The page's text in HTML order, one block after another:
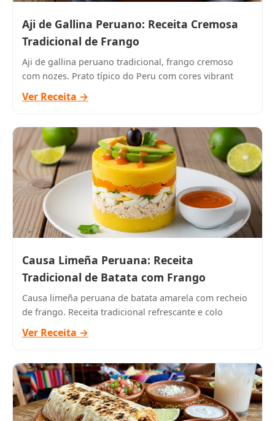
Aji de Gallina Peruano: Receita Cremosa
Tradicional de Frango
Aji de gallina peruano tradicional, frango cremoso
com nozes. Prato típico do Peru com cores vibrant
Ver Receita →
Causa Limeña Peruana: Receita
Tradicional de Batata com Frango
Causa limeña peruana de batata amarela com recheio
de frango. Receita tradicional refrescante e colo
Ver Receita →